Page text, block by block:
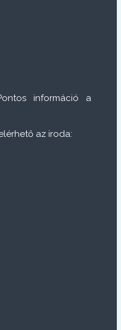
információ a
az iroda: